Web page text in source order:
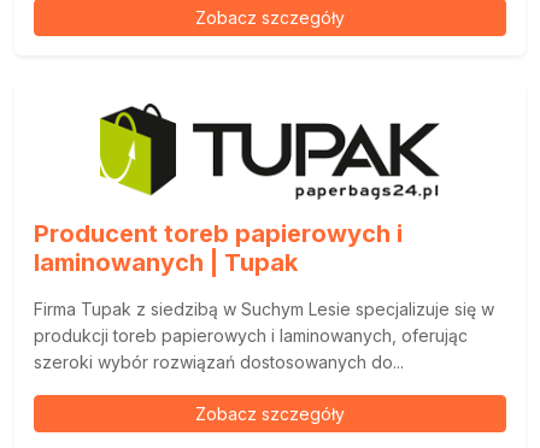
Zobacz szczegóły
Producent toreb papierowych i
laminowanych | Tupak
Firma Tupak z siedzibą w Suchym Lesie specjalizuje się w
produkcji toreb papierowych i laminowanych, oferując
szeroki wybór rozwiązań dostosowanych do...
Zobacz szczegóły